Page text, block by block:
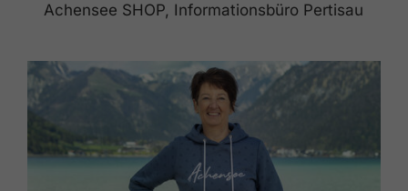
Achensee SHOP, Informationsbüro Pertisau